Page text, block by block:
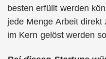
besten erfüllt werden
jede Menge Arbeit
im Kern gelöst werden